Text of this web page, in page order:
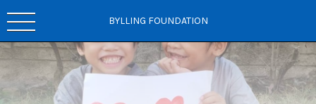
BYLLING FOUNDATION